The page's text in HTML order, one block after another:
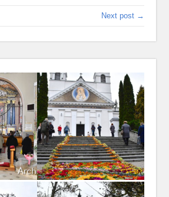
Next post →